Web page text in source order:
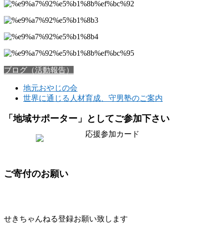
ブログ（活動報告）
地元おやじの会
世界に通じる人材育成、守男塾のご案内
「地域サポーター」としてご参加下さい
ご寄付のお願い
せきちゃんねる登録お願い致します